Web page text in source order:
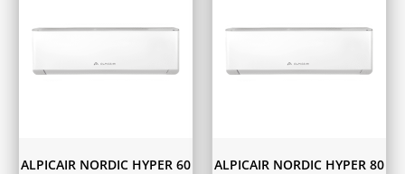
ALPICAIR NORDIC HYPER 60
ALPICAIR NORDIC HYPER 80